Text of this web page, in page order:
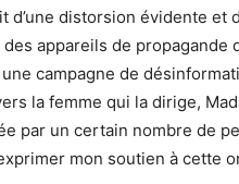
distorsion évidente et
appareils de propagande
campagne de
la femme qui la dirige,
par un certain nombre de
mon soutien à cette